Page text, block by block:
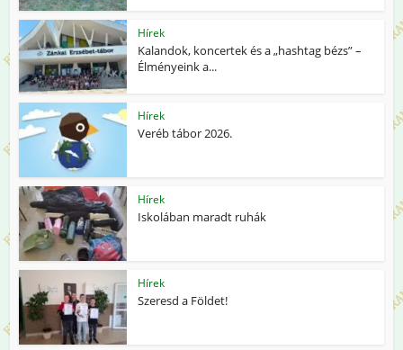
Hírek
Kalandok, koncertek és a „hashtag bézs” –
Élményeink a...
Hírek
Veréb tábor 2026.
Hírek
Iskolában maradt ruhák
Hírek
Szeresd a Földet!